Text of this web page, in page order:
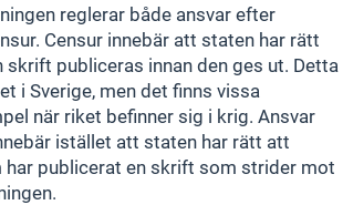
reglerar både ansvar efter
Censur innebär att staten har rätt
publiceras innan den ges ut. Detta
i Sverige, men det finns vissa
när riket befinner sig i krig. Ansvar
istället att staten har rätt att
publicerat en skrift som strider mot